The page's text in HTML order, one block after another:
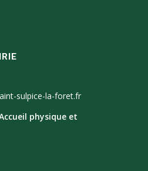
sulpice-la-foret.fr
physique et